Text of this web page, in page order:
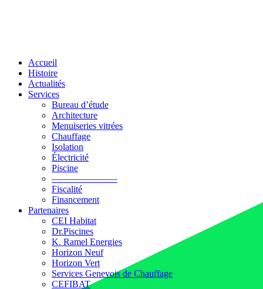
Accueil
Histoire
Actualités
Services
Bureau d’étude
Architecture
Menuiseries vitrées
Chauffage
Isolation
Électricité
Piscine
––––––––––––––
Fiscalité
Financement
Partenaires
CEI Habitat
Dr.Piscines
K. Ramel Energies
Horizon Neuf
Horizon Vert
Services Genevois de Chauffage
CEFIBAT